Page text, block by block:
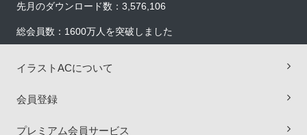
先月のダウンロード数：3,576,106
総会員数：1600万人を突破しました
イラストACについて
会員登録
プレミアム会員サービス